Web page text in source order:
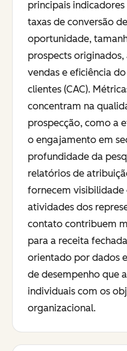
principais
taxas de conversão
oportunidade,
prospects
vendas e eficiência
clientes (CAC).
concentram na
prospecção, como a
o engajamento em
profundidade da
relatórios de
fornecem visibilidade
atividades dos
contato contribuem
para a receita
orientado por dados
de desempenho que
individuais com os
organizacional.